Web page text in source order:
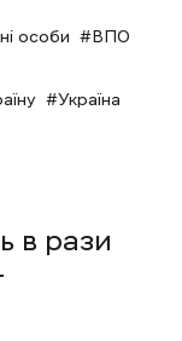
особи
ВПО
Україна
в рази